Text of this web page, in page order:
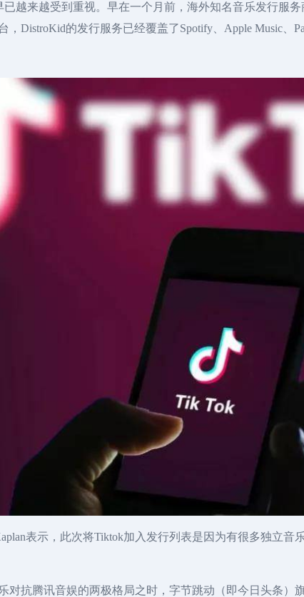
越来越受到重视。早在一个月前，海外知名音乐发行服
DistroKid的发行服务已经覆盖了Spotify、Apple Music、
表示，此次将Tiktok加入发行列表是因为有很多独立
对抗腾讯音娱的两极格局之时，字节跳动（即今日头条）